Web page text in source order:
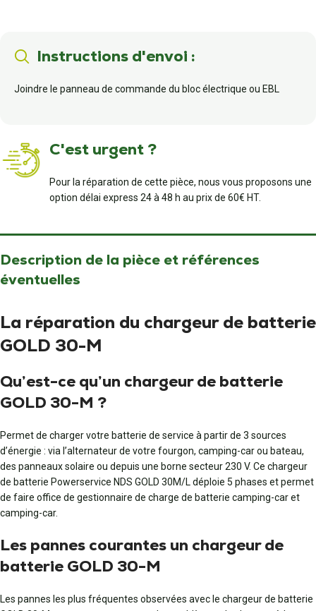
Instructions d'envoi :
Joindre le panneau de commande du bloc électrique ou EBL
C'est urgent ?
Pour la réparation de cette pièce, nous vous proposons une
option délai express 24 à 48 h au prix de 60€ HT.
Description de la pièce et références
éventuelles
La réparation du chargeur de batterie
GOLD 30-M
Qu’est-ce qu’un chargeur de batterie
GOLD 30-M ?
Permet de charger votre batterie de service à partir de 3 sources
d’énergie : via l’alternateur de votre fourgon, camping-car ou bateau,
des panneaux solaire ou depuis une borne secteur 230 V. Ce chargeur
de batterie Powerservice NDS GOLD 30M/L déploie 5 phases et permet
de faire office de gestionnaire de charge de batterie camping-car et
camping-car.
Les pannes courantes un chargeur de
batterie GOLD 30-M
Les pannes les plus fréquentes observées avec le chargeur de batterie